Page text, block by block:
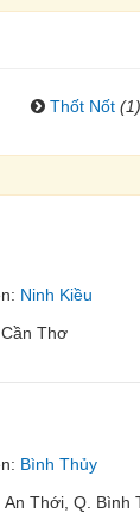
Thốt Nốt (1)
Ninh Kiều
Thơ
Bình Thủy
Thới, Q. Bình